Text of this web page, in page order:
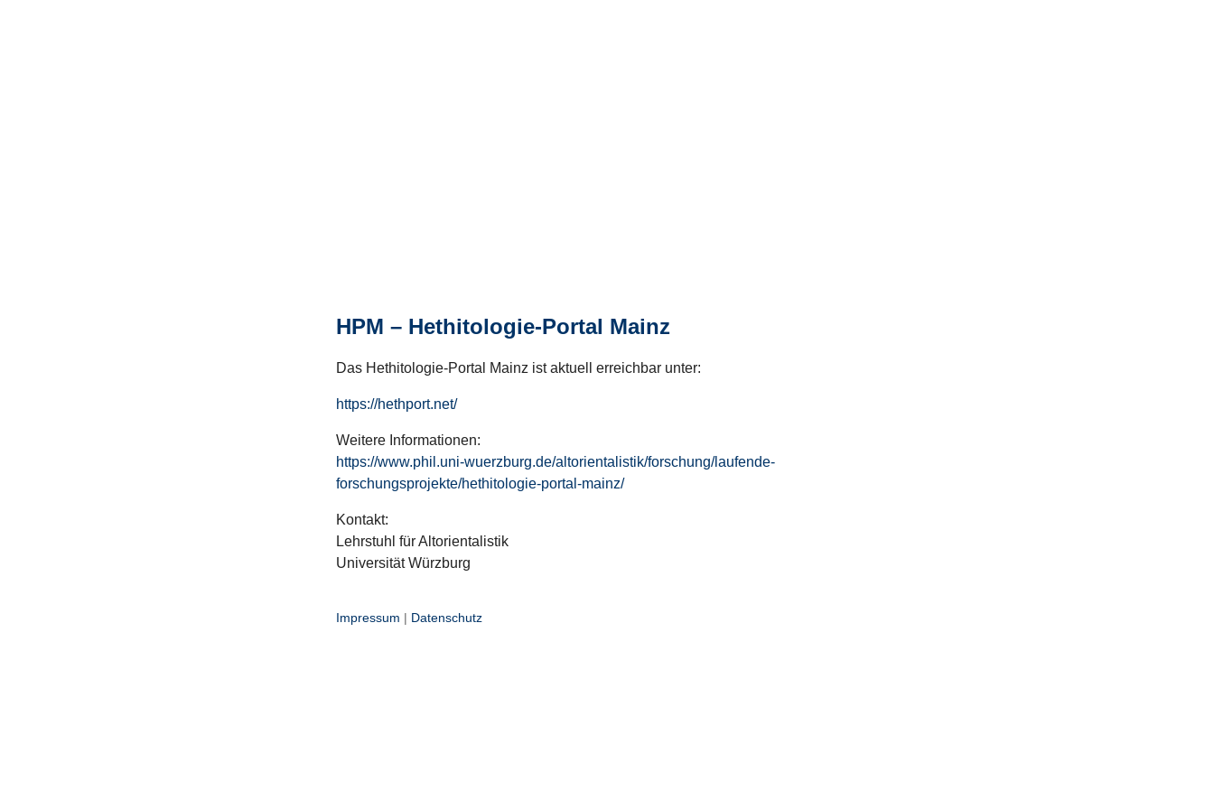
HPM – Hethitologie-Portal Mainz
Das Hethitologie-Portal Mainz ist aktuell erreichbar unter:
https://hethport.net/
Weitere Informationen:
https://www.phil.uni-wuerzburg.de/altorientalistik/forschung/laufende-
forschungsprojekte/hethitologie-portal-mainz/
Kontakt:
Lehrstuhl für Altorientalistik
Universität Würzburg
Impressum | Datenschutz